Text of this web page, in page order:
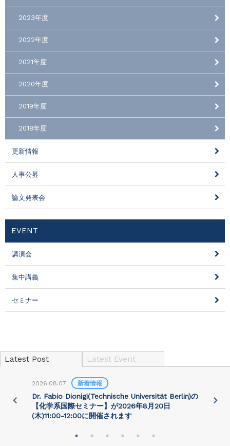
2023年度
2022年度
2021年度
2020年度
2019年度
2018年度
更新情報
人事公募
論文発表会
EVENT
講演会
集中講義
セミナー
Latest Post Latest Event
2026.08.07 新着情報
Dr. Fabio Dionigi(Technische Universität Berlin)の
【化学系国際セミナー】が2026年8⽉20⽇
(⽊)11:00-12:00に開催されます